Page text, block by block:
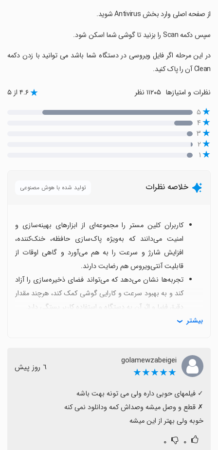
از صفحه اصلی وارد بخش Antivirus شوید.
سپس دکمه Scan را بزنید تا گوشی شما اسکن شود.
در این مرحله اگر فایل ویروسی در دستگاه شما باشد می توانید با زدن دکمه
Clean آن را پاک کنید.
نظرات و امتیازها ۴.۶ از ۵
۵
۴
۳
۲
۱
خلاصه نظرات تولید شده با هوش مصنوعی
کاربران کلین مستر را مجموعه‌ای از ابزارهای بهینه‌سازی و
امنیت می‌دانند که به‌ویژه پاک‌سازی حافظه، خنک‌کننده،
افزایش شارژ و سرعت را به هم می‌آورد و گاهی اوقات از
قابلیت آنتی‌ویروس هم رضایت دارند.
تجربه‌ها نشان می‌دهد که می‌تواند فضای ذخیره‌سازی را آزاد
کند و به بهبود سرعت و کارایی گوشی کمک کند، هرچند مقدار
دقیق فضا و اثر آن به دستگاه و استفاده کاربر بستگی دارد.
برای استفاده کامل از امکانات مانند آنتی‌ویروس و سایر
بعضی کاربران نسبت به مجوزهای دسترسی و امنیت ابراز
نگرانی می‌کنند و توصیه می‌شود با دقت دسترسی‌ها را
مدیریت کنید تا از حفظ حریم خصوصی مطمئن باشید.
گزارش‌هایی از قطع و وصل شدن، صدای کم یا دانلود نکردن
برخی محتوا وجود دارد که به نسخه نرم‌افزار و سازگاری با
قابل بهبود است.
بیشتر
golamewzabeigei
★★★★★ ٦ روز پیش
خوبه ولی بهتر از این میشه
۰ ۰